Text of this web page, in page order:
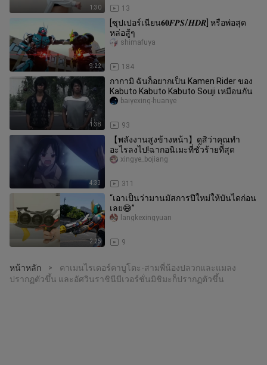
1:30 13
9:22
[ซุปเปอร์เนียน𝟔𝟎𝑭𝑷𝑺/𝑯𝑫𝑹] หรือพ่อสุด
หล่อสู้ๆ
184
shimafuya
1:38
กากามิ ฉันก็อยากเป็น Kamen Rider ของ
Kabuto Kabuto Kabuto Souji เหมือนกัน
93
baiyexing-huanye
4:33
【พลังงานสูงข้างหน้า】ดูสิว่าคุณทำ
อะไรลงไป!ฉากอนิเมะที่ชั่วร้ายที่สุด
311
xingye_bojiang
2:25
“เอาเป็นว่ามานมัสการปีใหม่ให้บันไดก่อน
เลย😅”
9
langkexingyuan
หน้าหลัก >
คาเมนไรเดอร์คาบูโตะ-สามพี่น้องปลวกและแมลง
ปรากฏตัวขึ้น และอัศวินราชินีบีเวอร์ชั่นมิชิมะก็ปรากฏตัวขึ้น